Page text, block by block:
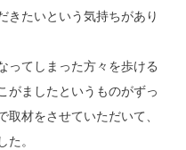
きたいという気持ちがあり
ってしまった方々を歩ける
がましたというものがずっ
材をさせていただいて、
た。